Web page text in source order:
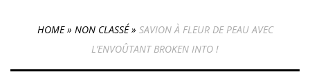
HOME» NON CLASSÉ» SAVION À FLEUR DE PEAU AVEC
L’ENVOÛTANT BROKEN INTO !